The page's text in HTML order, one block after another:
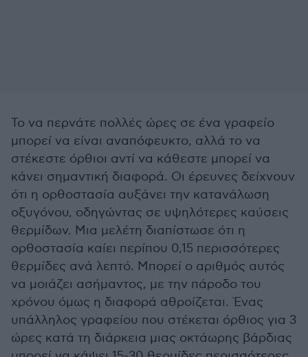
Το να περνάτε πολλές ώρες σε ένα γραφείο
μπορεί να είναι αναπόφευκτο, αλλά το να
στέκεστε όρθιοι αντί να κάθεστε μπορεί να
κάνει σημαντική διαφορά. Οι έρευνες δείχνουν
ότι η ορθοστασία αυξάνει την κατανάλωση
οξυγόνου, οδηγώντας σε υψηλότερες καύσεις
θερμίδων. Μια μελέτη διαπίστωσε ότι η
ορθοστασία καίει περίπου 0,15 περισσότερες
θερμίδες ανά λεπτό. Μπορεί ο αριθμός αυτός
να μοιάζει ασήμαντος, με την πάροδο του
χρόνου όμως η διαφορά αθροίζεται. Ένας
υπάλληλος γραφείου που στέκεται όρθιος για 3
ώρες κατά τη διάρκεια μιας οκτάωρης βάρδιας